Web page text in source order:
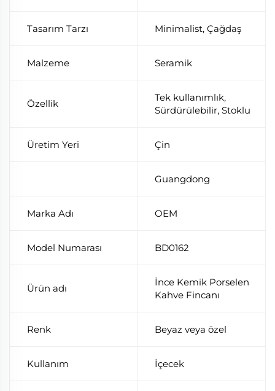
Tasarım Tarzı Minimalist, Çağdaş
Malzeme Seramik
Özellik
Tek kullanımlık,
Sürdürülebilir, Stoklu
Üretim Yeri Çin
Guangdong
Marka Adı OEM
Model Numarası BD0162
Ürün adı
İnce Kemik Porselen
Kahve Fincanı
Renk Beyaz veya özel
Kullanım İçecek